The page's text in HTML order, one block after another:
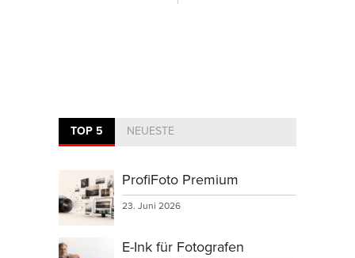
TOP 5 NEUESTE
ProfiFoto Premium
23. Juni 2026
E-Ink für Fotografen